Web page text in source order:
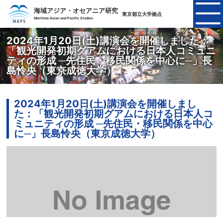
海域アジア・オセアニア研究
Maritime Asian and Pacific Studies
東京都立大学拠点
2024年1月20日(土)講演会を開催しました：
「観光開発初期グアムにおける日本人コミュニ
ティの形成 ─先住民・移民関係を中心に─」長
島怜央（東京成徳大学）
2024年1月20日(土)講演会を開催しまし
た：「観光開発初期グアムにおける日本人コ
ミュニティの形成 ─先住民・移民関係を中心
に─」長島怜央（東京成徳大学）